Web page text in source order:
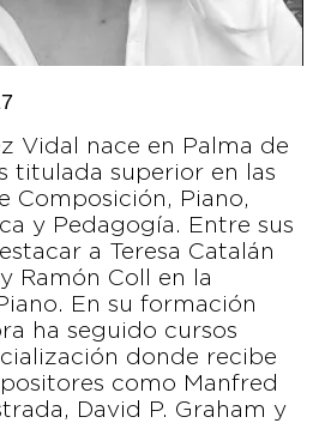
Vidal nace en Palma de
titulada superior en las
Composición, Piano,
y Pedagogía. Entre sus
a Teresa Catalán
Ramón Coll en la
En su formación
ha seguido cursos
donde recibe
como Manfred
David P. Graham y